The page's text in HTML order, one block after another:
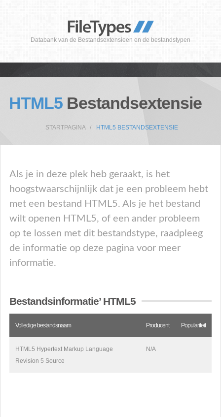
Databank van de Bestandsextensieen en de bestandstypen
HTML5 Bestandsextensie
STARTPAGINA HTML5 BESTANDSEXTENSIE
Als je in deze plek heb geraakt, is het
hoogstwaarschijnlijk dat je een probleem hebt
met een bestand HTML5. Als je het bestand
wilt openen HTML5, of een ander probleem
op te lossen met dit bestandstype, raadpleeg
de informatie op deze pagina voor meer
informatie.
Bestandsinformatie’ HTML5
Volledige bestandsnaam Producent Populariteit
HTML5 Hypertext Markup Language
Revision 5 Source
N/A